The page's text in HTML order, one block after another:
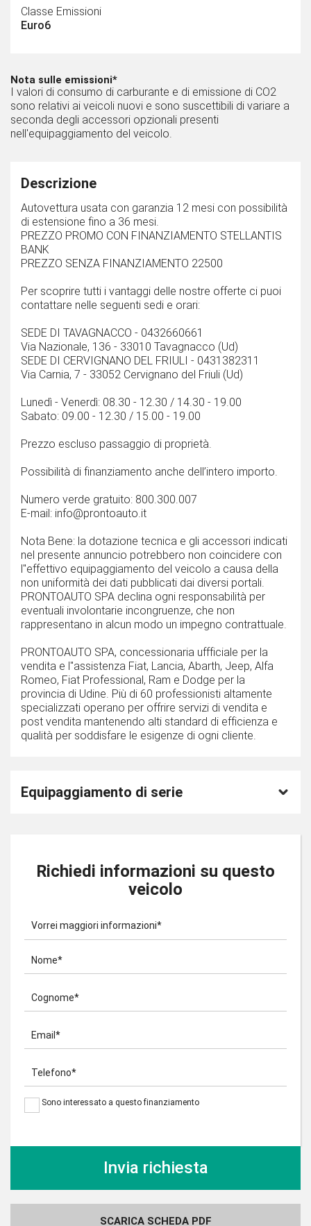
Classe Emissioni
Euro6
Nota sulle emissioni*
I valori di consumo di carburante e di emissione di CO2
sono relativi ai veicoli nuovi e sono suscettibili di variare a
seconda degli accessori opzionali presenti
nell'equipaggiamento del veicolo.
Descrizione
Autovettura usata con garanzia 12 mesi con possibilità
di estensione fino a 36 mesi.
PREZZO PROMO CON FINANZIAMENTO STELLANTIS
BANK
PREZZO SENZA FINANZIAMENTO 22500
Per scoprire tutti i vantaggi delle nostre offerte ci puoi
contattare nelle seguenti sedi e orari:
SEDE DI TAVAGNACCO - 0432660661
Via Nazionale, 136 - 33010 Tavagnacco (Ud)
SEDE DI CERVIGNANO DEL FRIULI - 0431382311
Via Carnia, 7 - 33052 Cervignano del Friuli (Ud)
Lunedì - Venerdì: 08.30 - 12.30 / 14.30 - 19.00
Sabato: 09.00 - 12.30 / 15.00 - 19.00
Prezzo escluso passaggio di proprietà.
Possibilità di finanziamento anche dell’intero importo.
Numero verde gratuito: 800.300.007
E-mail: info@prontoauto.it
Nota Bene: la dotazione tecnica e gli accessori indicati
nel presente annuncio potrebbero non coincidere con
l''effettivo equipaggiamento del veicolo a causa della
non uniformità dei dati pubblicati dai diversi portali.
PRONTOAUTO SPA declina ogni responsabilità per
eventuali involontarie incongruenze, che non
rappresentano in alcun modo un impegno contrattuale.
PRONTOAUTO SPA, concessionaria uffficiale per la
vendita e l''assistenza Fiat, Lancia, Abarth, Jeep, Alfa
Romeo, Fiat Professional, Ram e Dodge per la
provincia di Udine. Più di 60 professionisti altamente
specializzati operano per offrire servizi di vendita e
post vendita mantenendo alti standard di efficienza e
qualità per soddisfare le esigenze di ogni cliente.
Equipaggiamento di serie
Richiedi informazioni su questo
veicolo
Vorrei maggiori informazioni*
Nome*
Cognome*
Email*
Telefono*
Sono interessato a questo finanziamento
SCARICA SCHEDA PDF